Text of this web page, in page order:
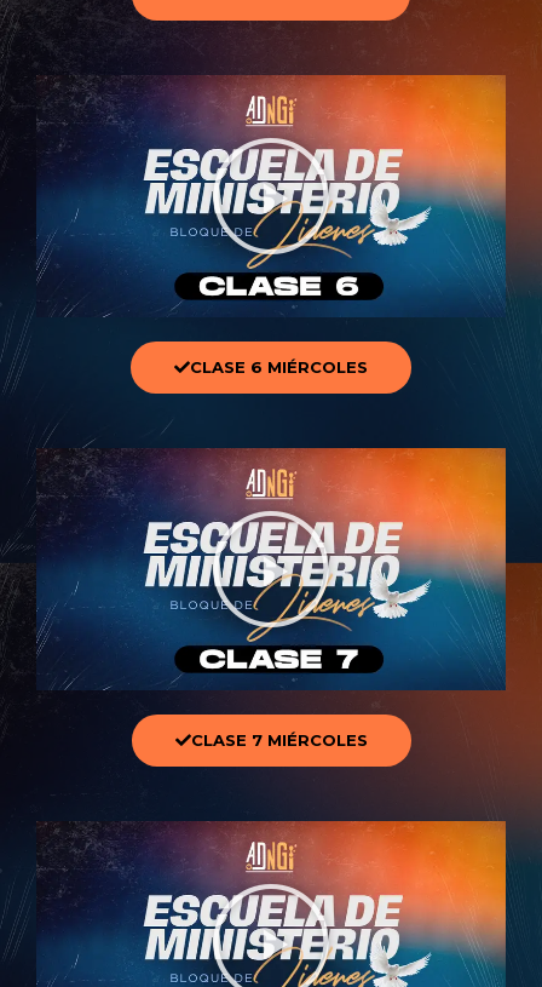
CLASE 6 MIÉRCOLES
CLASE 7 MIÉRCOLES